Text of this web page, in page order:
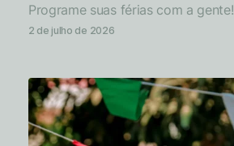
Programe suas férias com a gente!
2 de julho de 2026